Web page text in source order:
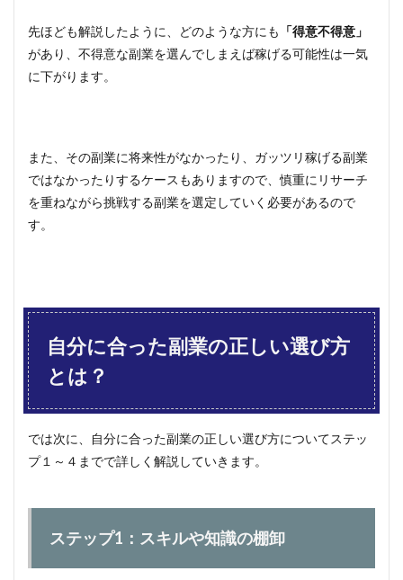
先ほども解説したように、どのような方にも 「得意不得意」
があり、不得意な副業を選んでしまえば稼げる可能性は一気
に下がります。
また、その副業に将来性がなかったり、ガッツリ稼げる副業
ではなかったりするケースもありますので、慎重にリサーチ
を重ねながら挑戦する副業を選定していく必要があるので
す。
自分に合った副業の正しい選び方
とは？
では次に、自分に合った副業の正しい選び方についてステッ
プ１～４までで詳しく解説していきます。
ステップ1：スキルや知識の棚卸